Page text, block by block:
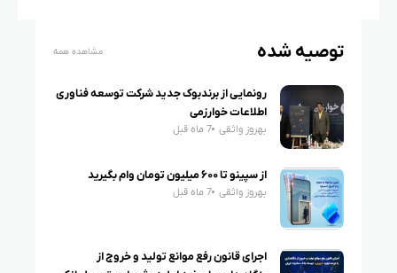
توصیه شده مشاهده همه
رونمایی از برندبوک جدید شرکت توسعه فناوری
اطلاعات خوارزمی
بهروز واثقی 7 ماه قبل
از سپینو تا ۶۰۰ میلیون تومان وام بگیرید
بهروز واثقی 7 ماه قبل
اجرای قانون رفع موانع تولید و خروج از